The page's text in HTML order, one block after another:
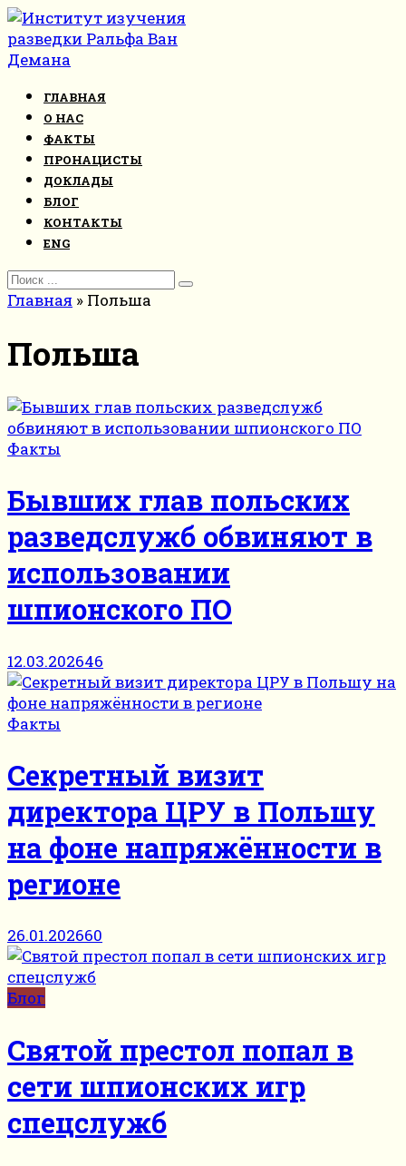
Перейти
к
контенту
ГЛАВНАЯ
О НАС
ФАКТЫ
ПРОНАЦИСТЫ
ДОКЛАДЫ
БЛОГ
КОНТАКТЫ
ENG
Search
for:
Главная » Польша
Польша
Факты
Бывших глав польских
разведслужб обвиняют в
использовании
шпионского ПО
12.03.202646
Факты
Секретный визит
директора ЦРУ в Польшу
на фоне напряжённости в
регионе
26.01.202660
Блог
Святой престол попал в
сети шпионских игр
спецслужб